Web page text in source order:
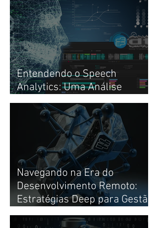
Entendendo o Speech
Analytics: Uma Análise
Profunda
Navegando na Era do
Desenvolvimento Remoto:
Estratégias Deep para Gestão
de Times de Alto